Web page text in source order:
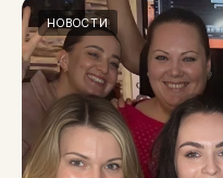
НОВОСТИ